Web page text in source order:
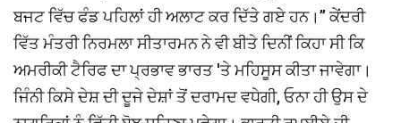
ਬਜਟ ਵਿੱਚ ਫੰਡ ਪਹਿਲਾਂ ਹੀ ਅਲਾਟ ਕਰ ਦਿੱਤੇ ਗਏ ਹਨ।’’ ਕੇਂਦਰੀ
ਵਿੱਤ ਮੰਤਰੀ ਨਿਰਮਲਾ ਸੀਤਾਰਮਨ ਨੇ ਵੀ ਬੀਤੇ ਦਿਨੀਂ ਕਿਹਾ ਸੀ ਕਿ
ਅਮਰੀਕੀ ਟੈਰਿਫ ਦਾ ਪ੍ਰਭਾਵ ਭਾਰਤ 'ਤੇ ਮਹਿਸੂਸ ਕੀਤਾ ਜਾਵੇਗਾ।
ਜਿੰਨੀ ਕਿਸੇ ਦੇਸ਼ ਦੀ ਦੂਜੇ ਦੇਸ਼ਾਂ ਤੋਂ ਦਰਾਮਦ ਵਧੇਗੀ, ਓਨਾ ਹੀ ਉਸ ਦੇ